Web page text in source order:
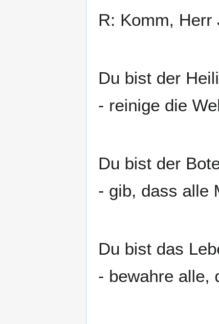
R: Komm, Herr
Du bist der
- reinige die
Du bist der
- gib, dass alle
Du bist das
- bewahre alle,